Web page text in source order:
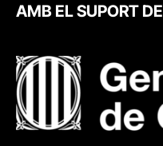
AMB EL SUPORT DE